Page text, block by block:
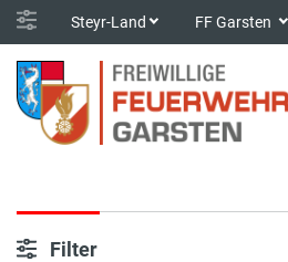
Steyr-Land FF Garsten
Filter